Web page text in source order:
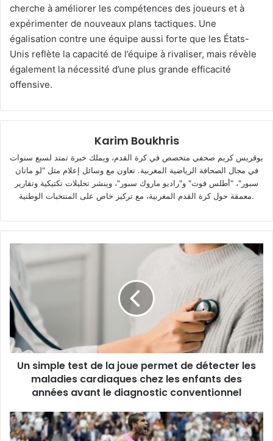
cherche à améliorer les compétences des joueurs et à
expérimenter de nouveaux plans tactiques. Une
égalisation contre une équipe aussi forte que les États-
Unis reflète la capacité de l’équipe à rivaliser, mais révèle
également la nécessité d’une plus grande efficacité
offensive.
Karim Boukhris
بوقريس كريم صحفي متخصص في كرة القدم، ويملك خبرة تمتد لسبع سنوات
في مجال الصحافة الرياضية المغربية. تعاون مع وسائل إعلام مثل "لو ماتان
سبور"، "أطلس فوت" و"راديو ماروك سبور"، وينشر تحليلات تكتيكية وتقارير
معمقة حول كرة القدم المغربية، مع تركيز خاص على المنتخبات الوطنية.
simple
de
la
joue
permet
de
détecter
les
maladies
cardiaques
les
enfants
Un simple test de la joue permet de détecter les
maladies cardiaques chez les enfants des
années avant le diagnostic conventionnel
Alcaraz
bat